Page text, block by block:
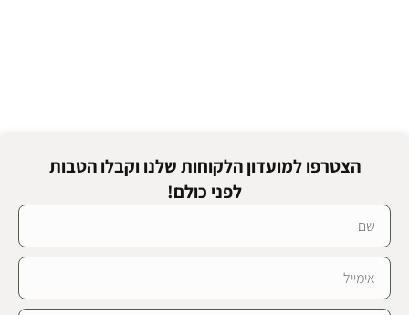
הצטרפו למועדון הלקוחות שלנו וקבלו הטבות
לפני כולם!